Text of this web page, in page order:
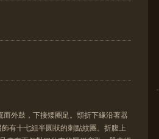
外鼓，下接矮圈足。頸折下緣沿著器
有十七組半圓狀的刺點紋團。折腹上